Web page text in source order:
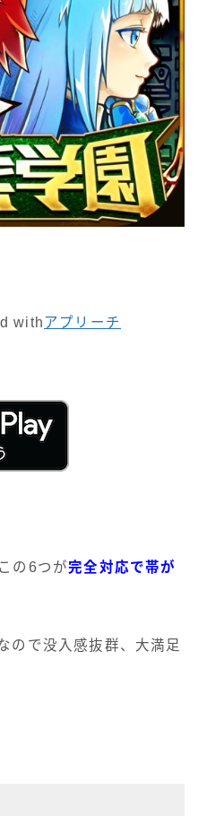
with アプリーチ
の6つが完全対応で帯が
ので没入感抜群、大満足